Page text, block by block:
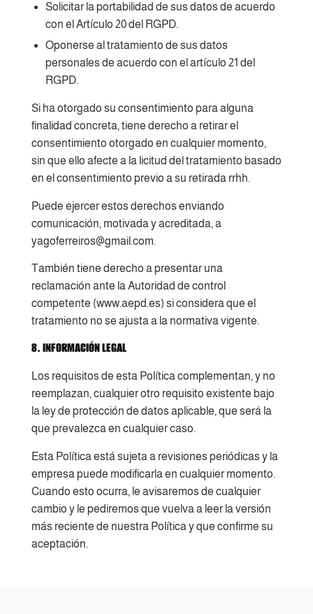
Solicitar la portabilidad de sus datos de acuerdo
con el Artículo 20 del RGPD.
Oponerse al tratamiento de sus datos
personales de acuerdo con el artículo 21 del
RGPD.
Si ha otorgado su consentimiento para alguna
finalidad concreta, tiene derecho a retirar el
consentimiento otorgado en cualquier momento,
sin que ello afecte a la licitud del tratamiento basado
en el consentimiento previo a su retirada rrhh.
Puede ejercer estos derechos enviando
comunicación, motivada y acreditada, a
yagoferreiros@gmail.com.
También tiene derecho a presentar una
reclamación ante la Autoridad de control
competente (www.aepd.es) si considera que el
tratamiento no se ajusta a la normativa vigente.
8. INFORMACIÓN LEGAL
Los requisitos de esta Política complementan, y no
reemplazan, cualquier otro requisito existente bajo
la ley de protección de datos aplicable, que será la
que prevalezca en cualquier caso.
Esta Política está sujeta a revisiones periódicas y la
empresa puede modificarla en cualquier momento.
Cuando esto ocurra, le avisaremos de cualquier
cambio y le pediremos que vuelva a leer la versión
más reciente de nuestra Política y que confirme su
aceptación.